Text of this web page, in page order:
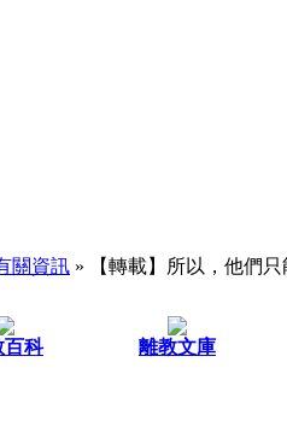
關資訊 » 【轉載】所以，他們
百科 離教文庫